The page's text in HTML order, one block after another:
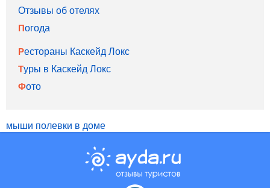
Отзывы об отелях
Погода
Рестораны Каскейд Локс
Туры в Каскейд Локс
Фото
мыши полевки в доме